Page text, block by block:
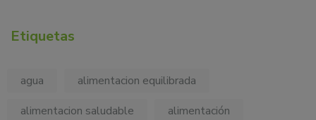
Etiquetas
agua
alimentacion equilibrada
alimentacion saludable
alimentación